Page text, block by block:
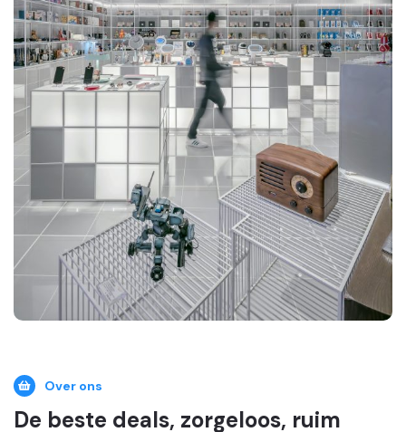
Over ons
De beste deals, zorgeloos, ruim